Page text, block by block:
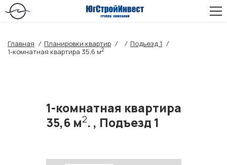
Главная / Планировки квартир / / Подъезд 1 /
1-комнатная квартира 35,6 м2
1-комнатная квартира
35,6 м2. , Подъезд 1